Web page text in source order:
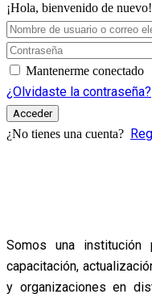
¡Hola, bienvenido de nuevo!
Mantenerme conectado
¿Olvidaste la contraseña?
Acceder
¿No tienes una cuenta?
Somos una institución
capacitación,
y organizaciones en